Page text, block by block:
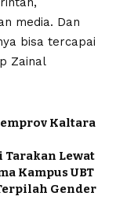
media. Dan
bisa tercapai
Zainal
Kaltara
Lewat
Kampus UBT
Gender